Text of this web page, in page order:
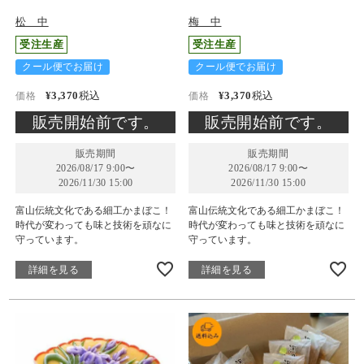
松 中
受注生産
クール便でお届け
価格 ¥3,370税込
販売開始前です。
販売期間
2026/08/17 9:00〜
2026/11/30 15:00
富山伝統文化である細工かまぼこ！
時代が変わっても味と技術を頑なに
守っています。
詳細を見る
梅 中
受注生産
クール便でお届け
価格 ¥3,370税込
販売開始前です。
販売期間
2026/08/17 9:00〜
2026/11/30 15:00
富山伝統文化である細工かまぼこ！
時代が変わっても味と技術を頑なに
守っています。
詳細を見る